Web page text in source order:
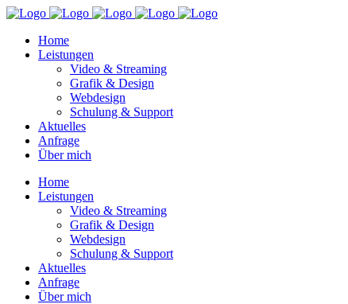
Home
Leistungen
Video & Streaming
Grafik & Design
Webdesign
Schulung & Support
Aktuelles
Anfrage
Über mich
Home
Leistungen
Video & Streaming
Grafik & Design
Webdesign
Schulung & Support
Aktuelles
Anfrage
Über mich